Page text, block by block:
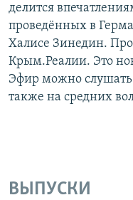
делится
проведённых в
Халисе Зинедин.
Крым.Реалии. Это
Эфир можно
также на средних
ВЫПУСКИ